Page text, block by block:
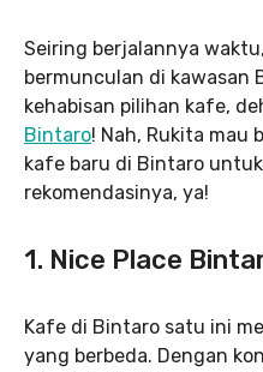
Seiring berjalannya
bermunculan di kawasan
kehabisan pilihan kafe,
Bintaro! Nah, Rukita mau
kafe baru di Bintaro
rekomendasinya, ya!
1. Nice Place
Kafe di Bintaro satu ini
yang berbeda. Dengan